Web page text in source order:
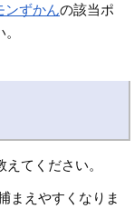
ンずかんの該当ポ
てください。
まえやすくなりま